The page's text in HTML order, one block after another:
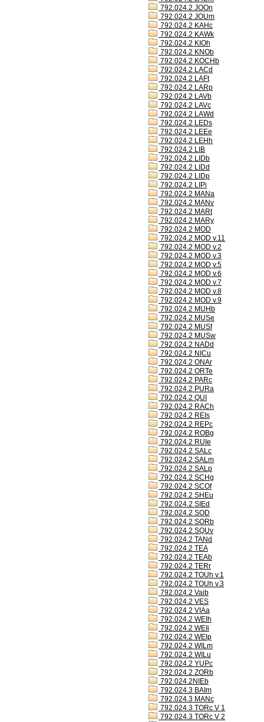
792.024.2 JOOn
792.024.2 JOUm
792.024.2 KAHc
792.024.2 KAWk
792.024.2 KIOh
792.024.2 KNOb
792.024.2 KOCHb
792.024.2 LACd
792.024.2 LAFt
792.024.2 LARp
792.024.2 LAVb
792.024.2 LAVc
792.024.2 LAWd
792.024.2 LEDs
792.024.2 LEEe
792.024.2 LEHh
792.024.2 LIB
792.024.2 LIDb
792.024.2 LIDd
792.024.2 LIDp
792.024.2 LIPi
792.024.2 MANa
792.024.2 MANv
792.024.2 MARt
792.024.2 MARy
792.024.2 MOD
792.024.2 MOD v.11
792.024.2 MOD v.2
792.024.2 MOD v.3
792.024.2 MOD v.5
792.024.2 MOD v.6
792.024.2 MOD v.7
792.024.2 MOD v.8
792.024.2 MOD v.9
792.024.2 MUHb
792.024.2 MUSe
792.024.2 MUSf
792.024.2 MUSw
792.024.2 NADd
792.024.2 NICu
792.024.2 ONAr
792.024.2 ORTe
792.024.2 PARc
792.024.2 PURa
792.024.2 QUI
792.024.2 RACh
792.024.2 REIs
792.024.2 REPc
792.024.2 ROBg
792.024.2 RUIe
792.024.2 SALc
792.024.2 SALm
792.024.2 SALp
792.024.2 SCHg
792.024.2 SCOf
792.024.2 SHEu
792.024.2 SIEd
792.024.2 SOD
792.024.2 SORb
792.024.2 SQUv
792.024.2 TANd
792.024.2 TEA
792.024.2 TEAb
792.024.2 TERr
792.024.2 TOUh v.1
792.024.2 TOUh v.3
792.024.2 Vaib
792.024.2 VES
792.024.2 VIAa
792.024.2 WEIh
792.024.2 WEIi
792.024.2 WEIp
792.024.2 WILm
792.024.2 WILu
792.024.2 YUPc
792.024.2 ZORb
792.024.2NIEb
792.024.3 BAIm
792.024.3 MANc
792.024.3 TORc V 1
792.024.3 TORc V 2